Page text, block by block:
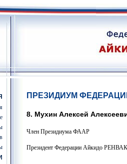
ПРЕЗИДИУМ
8. Мухин Алексей
Член Президиума ФААР
Президент Федерации Айкидо